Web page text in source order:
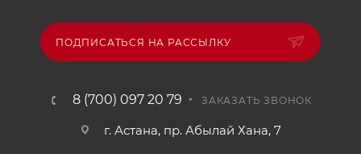
ПОДПИСАТЬСЯ НА РАССЫЛКУ
8 (700) 097 20 79 ЗАКАЗАТЬ ЗВОНОК
г. Астана, пр. Абылай Хана, 7